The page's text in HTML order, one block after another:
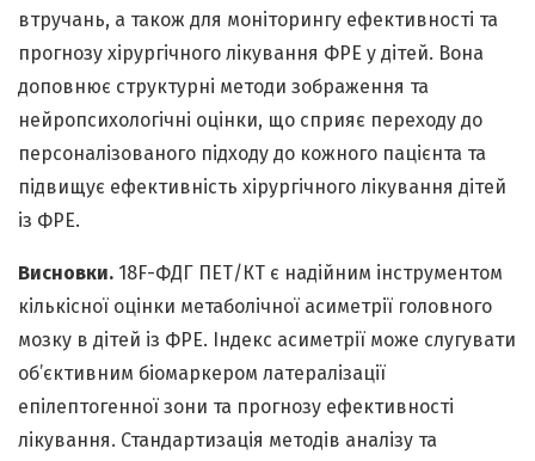
втручань, а також для моніторингу ефективності та
прогнозу хірургічного лікування ФРЕ у дітей. Вона
доповнює структурні методи зображення та
нейропсихологічні оцінки, що сприяє переходу до
персоналізованого підходу до кожного пацієнта та
підвищує ефективність хірургічного лікування дітей
із ФРЕ.
Висновки. 18F-ФДГ ПЕТ/КТ є надійним інструментом
кількісної оцінки метаболічної асиметрії головного
мозку в дітей із ФРЕ. Індекс асиметрії може слугувати
об’єктивним біомаркером латералізації
епілептогенної зони та прогнозу ефективності
лікування. Стандартизація методів аналізу та